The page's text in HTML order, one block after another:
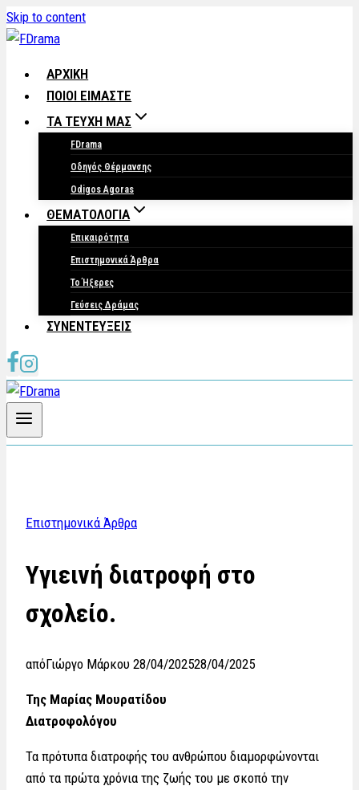
Skip to content
ΑΡΧΙΚΗ
ΠΟΙΟΙ ΕΙΜΑΣΤΕ
ΤΑ ΤΕΥΧΗ ΜΑΣ
FDrama
Οδηγός Θέρμανσης
Odigos Agoras
ΘΕΜΑΤΟΛΟΓΙΑ
Επικαιρότητα
Επιστημονικά Άρθρα
Το Ήξερες
Γεύσεις Δράμας
ΣΥΝΕΝΤΕΥΞΕΙΣ
Επιστημονικά Άρθρα
Υγιεινή διατροφή στο
σχολείο.
απόΓιώργο Μάρκου 28/04/202528/04/2025
Της Μαρίας Μουρατίδου
Διατροφολόγου
Τα πρότυπα διατροφής του ανθρώπου διαμορφώνονται
από τα πρώτα χρόνια της ζωής του με σκοπό την